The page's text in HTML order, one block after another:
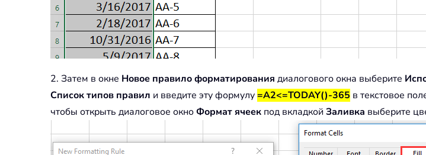
2. Затем в окне Новое правило форматирования диалогового окна выберите
Список типов правил и введите эту формулу=A2<=TODAY()-365 в текстовое
чтобы открыть диалоговое окноФормат ячеек под вкладкой Заливка выберите